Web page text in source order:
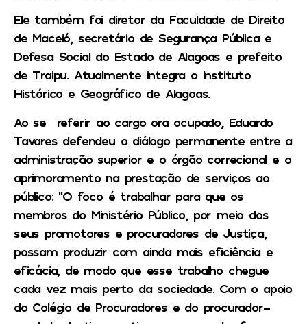
Ele também foi diretor da Faculdade de Direito
de Maceió, secretário de Segurança Pública e
Defesa Social do Estado de Alagoas e prefeito
de Traipu. Atualmente integra o Instituto
Histórico e Geográfico de Alagoas.
Ao se referir ao cargo ora ocupado, Eduardo
Tavares defendeu o diálogo permanente entre a
administração superior e o órgão correcional e o
aprimoramento na prestação de serviços ao
público: “O foco é trabalhar para que os
membros do Ministério Público, por meio dos
seus promotores e procuradores de Justiça,
possam produzir com ainda mais eficiência e
eficácia, de modo que esse trabalho chegue
cada vez mais perto da sociedade. Com o apoio
do Colégio de Procuradores e do procurador-